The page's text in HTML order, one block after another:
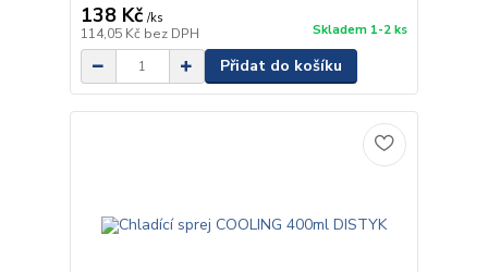
138 Kč /ks
114,05 Kč bez DPH Skladem 1-2 ks
Přidat do košíku